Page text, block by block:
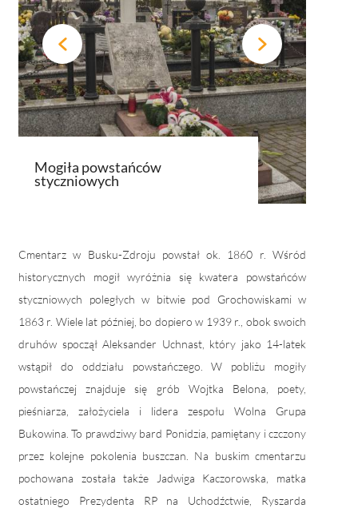
Mogiła powstańców
styczniowych
Cmentarz w Busku-Zdroju powstał ok. 1860 r. Wśród
historycznych mogił wyróżnia się kwatera powstańców
styczniowych poległych w bitwie pod Grochowiskami w
1863 r. Wiele lat później, bo dopiero w 1939 r., obok swoich
druhów spoczął Aleksander Uchnast, który jako 14-latek
wstąpił do oddziału powstańczego. W pobliżu mogiły
powstańczej znajduje się grób Wojtka Belona, poety,
pieśniarza, założyciela i lidera zespołu Wolna Grupa
Bukowina. To prawdziwy bard Ponidzia, pamiętany i czczony
przez kolejne pokolenia buszczan. Na buskim cmentarzu
pochowana została także Jadwiga Kaczorowska, matka
ostatniego Prezydenta RP na Uchodźctwie, Ryszarda